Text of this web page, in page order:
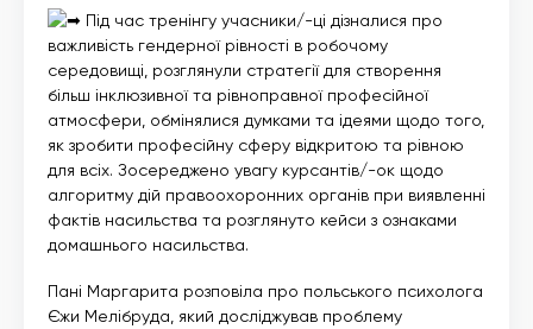
Під час тренінгу учасники/-ці дізналися про
важливість гендерної рівності в робочому
середовищі, розглянули стратегії для створення
більш інклюзивної та рівноправної професійної
атмосфери, обмінялися думками та ідеями щодо того,
як зробити професійну сферу відкритою та рівною
для всіх. Зосереджено увагу курсантів/-ок щодо
алгоритму дій правоохоронних органів при виявленні
фактів насильства та розглянуто кейси з ознаками
домашнього насильства.
Пані Маргарита розповіла про польського психолога
Єжи Мелібруда, який досліджував проблему